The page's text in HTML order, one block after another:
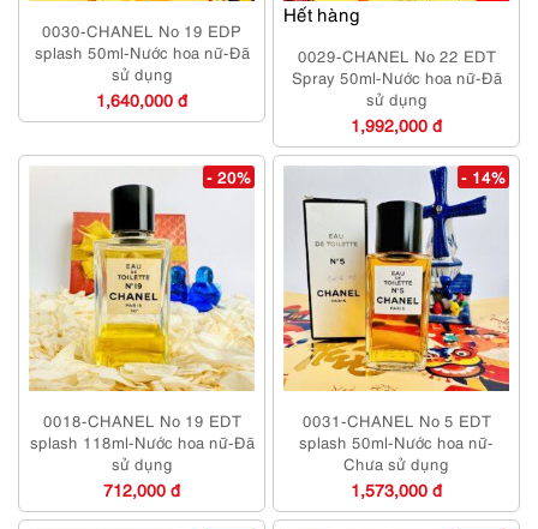
0030-CHANEL No 19 EDP
splash 50ml-Nước hoa nữ-Đã
sử dụng
1,640,000 đ
Hết hàng
0029-CHANEL No 22 EDT
Spray 50ml-Nước hoa nữ-Đã
sử dụng
1,992,000 đ
- 20%
0018-CHANEL No 19 EDT
splash 118ml-Nước hoa nữ-Đã
sử dụng
712,000 đ
- 14%
0031-CHANEL No 5 EDT
splash 50ml-Nước hoa nữ-
Chưa sử dụng
1,573,000 đ